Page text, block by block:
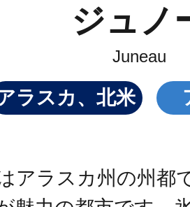
ジュノ
Juneau
ラスカ、北米
アラスカ州の州都